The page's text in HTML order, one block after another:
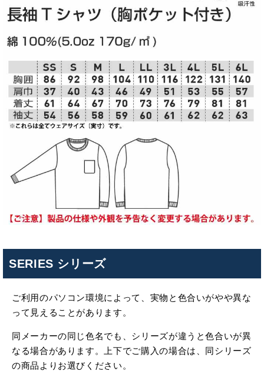
SERIES シリーズ
ご利用のパソコン環境によって、実物と色合いがやや異な
って見えることがあります。
同メーカーの同じ色名でも、シリーズが違うと色合いが異
なる場合があります。上下でご購入の場合は、同シリーズ
の商品よりお選びください。